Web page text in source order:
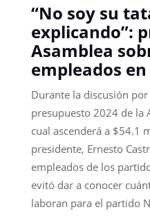
“No soy su
explicando”:
Asamblea
empleados
Durante la discusión
presupuesto 2024 de la
cual ascenderá a $54.1
presidente, Ernesto
empleados de los
evitó dar a conocer
laboran para el partido